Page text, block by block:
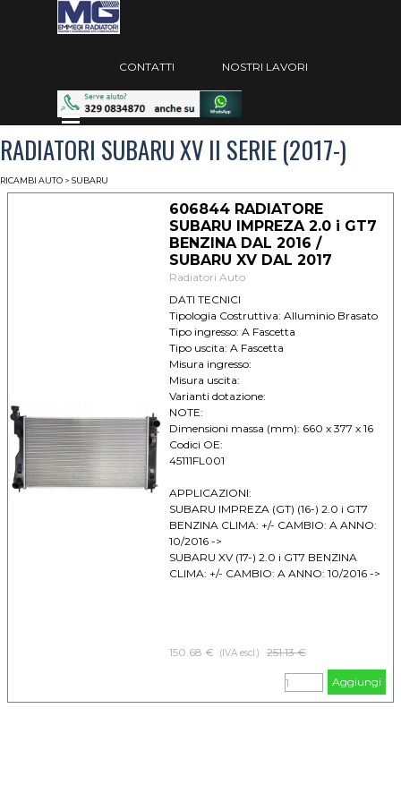
Vai ai contenuti
Salta menù
CONTATTI NOSTRI LAVORI
Salta menù
RADIATORI SUBARU XV II SERIE (2017-)
RICAMBI AUTO > SUBARU
606844 RADIATORE
SUBARU IMPREZA 2.0 i GT7
BENZINA DAL 2016 /
SUBARU XV DAL 2017
Radiatori Auto
DATI TECNICI
Tipologia Costruttiva: Alluminio Brasato
Tipo ingresso: A Fascetta
Tipo uscita: A Fascetta
Misura ingresso:
Misura uscita:
Varianti dotazione:
NOTE:
Dimensioni massa (mm): 660 x 377 x 16
Codici OE:
45111FL001
APPLICAZIONI:
SUBARU IMPREZA (GT) (16-) 2.0 i GT7
BENZINA CLIMA: +/- CAMBIO: A ANNO:
10/2016 ->
SUBARU XV (17-) 2.0 i GT7 BENZINA
CLIMA: +/- CAMBIO: A ANNO: 10/2016 ->
150.68 € (IVA escl.) Prezzo senza sconto
251.13 €
Aggiungi